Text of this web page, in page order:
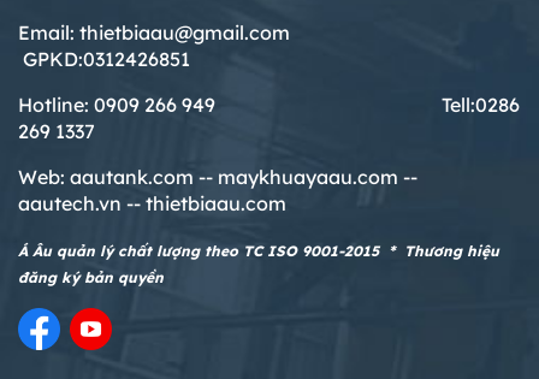
Email: thietbiaau@gmail.com
GPKD:0312426851
Hotline: 0909 266 949 Tell:0286
269 1337
Web: aautank.com -- maykhuayaau.com --
aautech.vn -- thietbiaau.com
Á Âu quản lý chất lượng theo TC ISO 9001-2015 * Thương hiệu
đăng ký bản quyền